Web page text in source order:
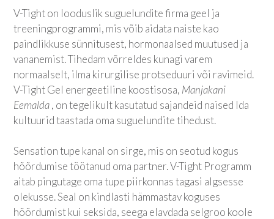
V-Tight on looduslik suguelundite firma geel ja
treeningprogrammi, mis võib aidata naiste kao
paindlikkuse sünnitusest, hormonaalsed muutused ja
vananemist. Tihedam võrreldes kunagi varem
normaalselt, ilma kirurgilise protseduuri või ravimeid.
V-Tight Gel energeetiline koostisosa, Manjakani
Eemalda, on tegelikult kasutatud sajandeid naised Ida
kultuurid taastada oma suguelundite tihedust.
Sensation tupe kanal on sirge, mis on seotud kogus
hõõrdumise töötanud oma partner. V-Tight Programm
aitab pingutage oma tupe piirkonnas tagasi algsesse
olekusse. Seal on kindlasti hämmastav koguses
hõõrdumist kui seksida, seega elavdada selgroo koole